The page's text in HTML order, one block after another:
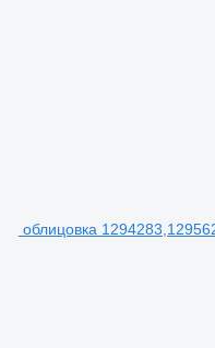
облицовка